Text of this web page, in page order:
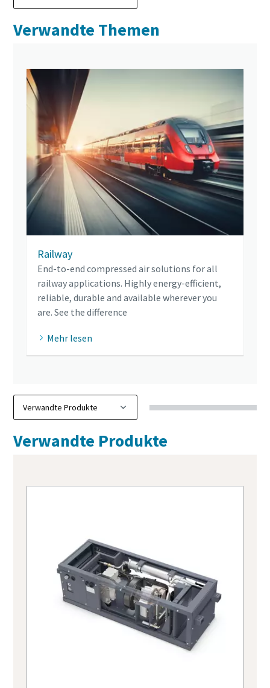
Verwandte Themen
Railway
End-to-end compressed air solutions for all
railway applications. Highly energy-efficient,
reliable, durable and available wherever you
are. See the difference
Mehr lesen
Verwandte Produkte